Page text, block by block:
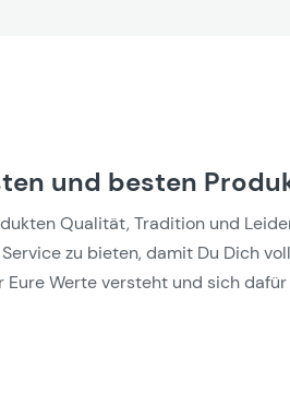
und besten
Qualität, Tradition und
zu bieten, damit Du Dich
Eure Werte versteht und sich